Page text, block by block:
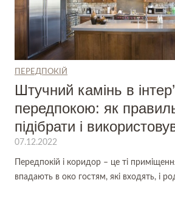
ПЕРЕДПОКІЙ
Штучний камінь в
передпокою: як
підібрати і
07.12.2022
Передпокій і коридор – це ті
впадають в око гостям, які входять, і